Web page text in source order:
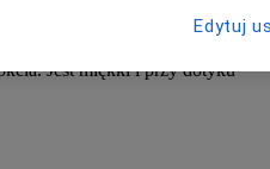
na dworze w butach bez
stwierdziłem że na końcu
Jest miękki i przy dotyku
Edytuj